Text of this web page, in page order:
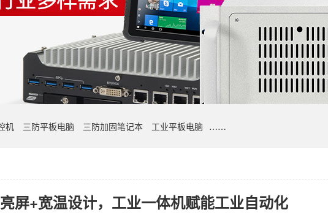
机 三防平板电脑 三防加固笔记本 工业平板电脑 ……
屏+宽温设计，工业一体机赋能工业自动化